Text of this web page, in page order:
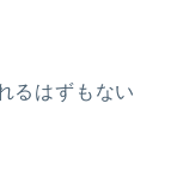
はずもない